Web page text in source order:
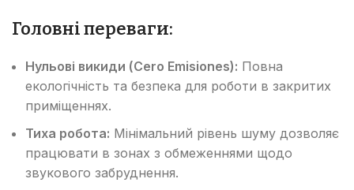
Головні переваги:
Нульові викиди (Cero Emisiones): Повна
екологічність та безпека для роботи в закритих
приміщеннях.
Тиха робота: Мінімальний рівень шуму дозволяє
працювати в зонах з обмеженнями щодо
звукового забруднення.